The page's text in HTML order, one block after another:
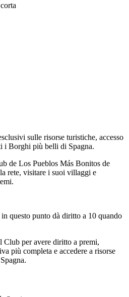
sulle risorse turistiche, accesso
i Borghi più belli di Spagna.
de Los Pueblos Más Bonitos de
rete, visitare i suoi villaggi e
questo punto dà diritto a 10 quando
per avere diritto a premi,
più completa e accedere a risorse